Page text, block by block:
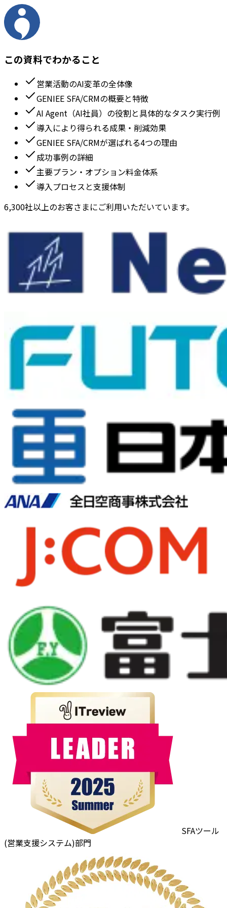
この資料でわかること
営業活動のAI変革の全体像
GENIEE SFA/CRMの概要と特徴
AI Agent（AI社員）の役割と具体的なタスク実行例
導入により得られる成果・削減効果
GENIEE SFA/CRMが選ばれる4つの理由
成功事例の詳細
主要プラン・オプション料金体系
導入プロセスと支援体制
6,300社以上のお客さまにご利用いただいています。
SFAツール
(営業支援システム)部門